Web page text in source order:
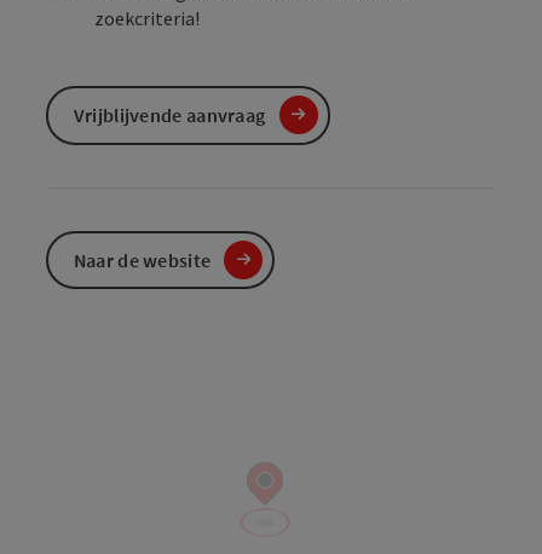
zoekcriteria!
Vrijblijvende aanvraag
Naar de website